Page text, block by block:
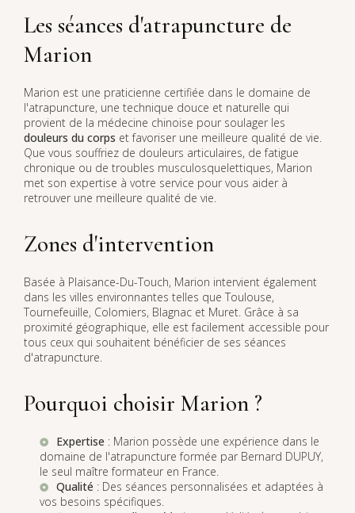
Les séances d'atrapuncture de
Marion
Marion est une praticienne certifiée dans le domaine de
l'atrapuncture, une technique douce et naturelle qui
provient de la médecine chinoise pour soulager les
douleurs du corps et favoriser une meilleure qualité de vie.
Que vous souffriez de douleurs articulaires, de fatigue
chronique ou de troubles musculosquelettiques, Marion
met son expertise à votre service pour vous aider à
retrouver une meilleure qualité de vie.
Zones d'intervention
Basée à Plaisance-Du-Touch, Marion intervient également
dans les villes environnantes telles que Toulouse,
Tournefeuille, Colomiers, Blagnac et Muret. Grâce à sa
proximité géographique, elle est facilement accessible pour
tous ceux qui souhaitent bénéficier de ses séances
d'atrapuncture.
Pourquoi choisir Marion ?
Expertise : Marion possède une expérience dans le
domaine de l'atrapuncture formée par Bernard DUPUY,
le seul maître formateur en France.
Qualité : Des séances personnalisées et adaptées à
vos besoins spécifiques.